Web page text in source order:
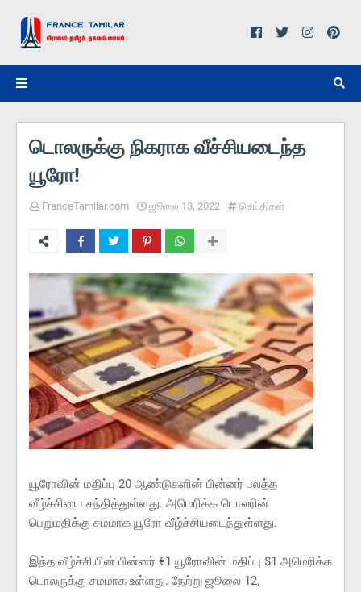
டொலருக்கு நிகராக வீச்சியடைந்த
யூரோ!
FranceTamilar.com ஜூலை 13, 2022 செய்திகள்
யூரோவின் மதிப்பு 20 ஆண்டுகளின் பின்னர் பலத்த
வீழ்ச்சியை சந்தித்துள்ளது. அமெரிக்க டொலரின்
பெறுமதிக்கு சமமாக யூரோ வீழ்ச்சியடைந்துள்ளது.
இந்த வீழ்ச்சியின் பின்னர் €1 யூரோவின் மதிப்பு $1 அமெரிக்க
டொலருக்கு சமமாக உள்ளது. நேற்று ஜூலை 12,